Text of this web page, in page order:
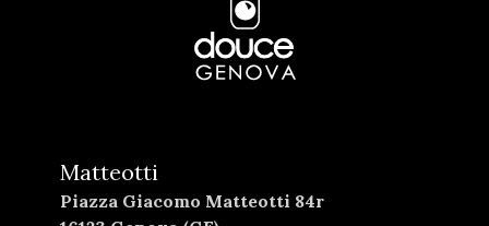
Matteotti
Piazza Giacomo Matteotti 84r